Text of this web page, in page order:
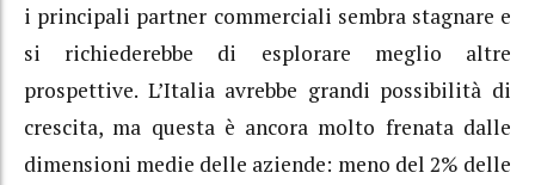
i principali partner commerciali sembra stagnare e
si richiederebbe di esplorare meglio altre
prospettive. L’Italia avrebbe grandi possibilità di
crescita, ma questa è ancora molto frenata dalle
dimensioni medie delle aziende: meno del 2% delle